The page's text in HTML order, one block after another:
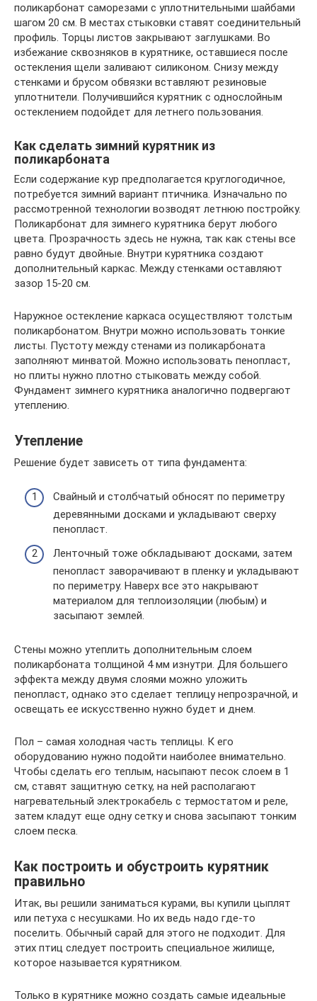
поликарбонат саморезами с уплотнительными шайбами
шагом 20 см. В местах стыковки ставят соединительный
профиль. Торцы листов закрывают заглушками. Во
избежание сквозняков в курятнике, оставшиеся после
остекления щели заливают силиконом. Снизу между
стенками и брусом обвязки вставляют резиновые
уплотнители. Получившийся курятник с однослойным
остеклением подойдет для летнего пользования.
Как сделать зимний курятник из
поликарбоната
Если содержание кур предполагается круглогодичное,
потребуется зимний вариант птичника. Изначально по
рассмотренной технологии возводят летнюю постройку.
Поликарбонат для зимнего курятника берут любого
цвета. Прозрачность здесь не нужна, так как стены все
равно будут двойные. Внутри курятника создают
дополнительный каркас. Между стенками оставляют
зазор 15-20 см.
Наружное остекление каркаса осуществляют толстым
поликарбонатом. Внутри можно использовать тонкие
листы. Пустоту между стенами из поликарбоната
заполняют минватой. Можно использовать пенопласт,
но плиты нужно плотно стыковать между собой.
Фундамент зимнего курятника аналогично подвергают
утеплению.
Утепление
Решение будет зависеть от типа фундамента:
Свайный и столбчатый обносят по периметру
деревянными досками и укладывают сверху
пенопласт.
Ленточный тоже обкладывают досками, затем
пенопласт заворачивают в пленку и укладывают
по периметру. Наверх все это накрывают
материалом для теплоизоляции (любым) и
засыпают землей.
Стены можно утеплить дополнительным слоем
поликарбоната толщиной 4 мм изнутри. Для большего
эффекта между двумя слоями можно уложить
пенопласт, однако это сделает теплицу непрозрачной, и
освещать ее искусственно нужно будет и днем.
Пол – самая холодная часть теплицы. К его
оборудованию нужно подойти наиболее внимательно.
Чтобы сделать его теплым, насыпают песок слоем в 1
см, ставят защитную сетку, на ней располагают
нагревательный электрокабель с термостатом и реле,
затем кладут еще одну сетку и снова засыпают тонким
слоем песка.
Как построить и обустроить курятник
правильно
Итак, вы решили заниматься курами, вы купили цыплят
или петуха с несушками. Но их ведь надо где-то
поселить. Обычный сарай для этого не подходит. Для
этих птиц следует построить специальное жилище,
которое называется курятником.
Только в курятнике можно создать самые идеальные